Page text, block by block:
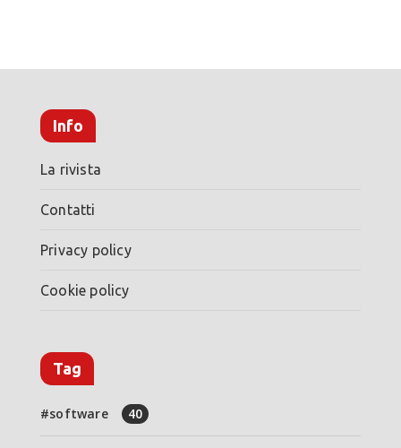
Info
La rivista
Contatti
Privacy policy
Cookie policy
Tag
software 40